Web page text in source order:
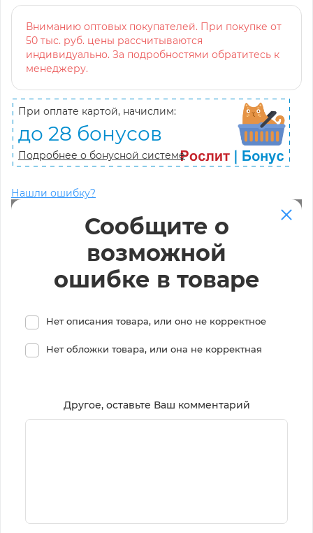
Вниманию оптовых покупателей. При покупке от
50 тыс. руб. цены рассчитываются
индивидуально. За подробностями обратитесь к
менеджеру.
При оплате картой, начислим:
до 28 бонусов
Подробнее о бонусной системе
Нашли ошибку?
Сообщите о
возможной
ошибке в товаре
Нет описания товара, или оно не корректное
Нет обложки товара, или она не корректная
Другое, оставьте Ваш комментарий